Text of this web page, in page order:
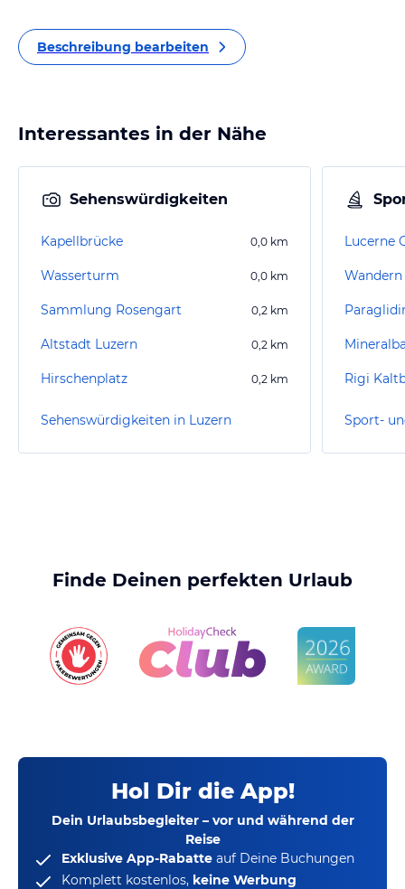
Beschreibung bearbeiten
Interessantes in der Nähe
Sehenswürdigkeiten
Kapellbrücke 0,0 km
Wasserturm 0,0 km
Sammlung Rosengart 0,2 km
Altstadt Luzern 0,2 km
Hirschenplatz 0,2 km
Sehenswürdigkeiten in Luzern
Lucerne
Rigi
Sport-
Finde Deinen perfekten Urlaub
Hol Dir die App!
Dein Urlaubsbegleiter – vor und während der
Reise
Exklusive App-Rabatte auf Deine Buchungen
Komplett kostenlos, keine Werbung